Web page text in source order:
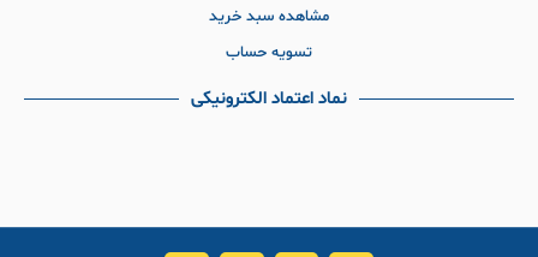
مشاهده سبد خرید
تسویه حساب
نماد اعتماد الکترونیکی